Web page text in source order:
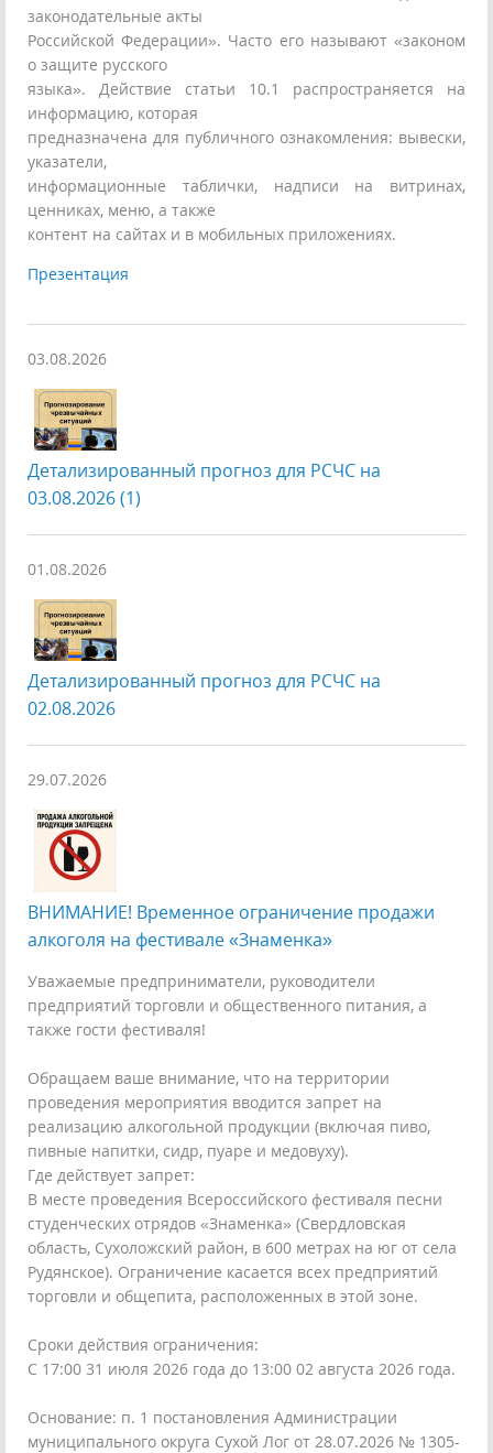
законодательные акты
Российской Федерации». Часто его называют «законом
о защите русского
языка». Действие статьи 10.1 распространяется на
информацию, которая
предназначена для публичного ознакомления: вывески,
указатели,
информационные таблички, надписи на витринах,
ценниках, меню, а также
контент на сайтах и в мобильных приложениях.
Презентация
03.08.2026
Детализированный прогноз для РСЧС на
03.08.2026 (1)
01.08.2026
Детализированный прогноз для РСЧС на
02.08.2026
29.07.2026
ВНИМАНИЕ! Временное ограничение продажи
алкоголя на фестивале «Знаменка»
Уважаемые предприниматели, руководители
предприятий торговли и общественного питания, а
также гости фестиваля!
Обращаем ваше внимание, что на территории
проведения мероприятия вводится запрет на
реализацию алкогольной продукции (включая пиво,
пивные напитки, сидр, пуаре и медовуху).
Где действует запрет:
В месте проведения Всероссийского фестиваля песни
студенческих отрядов «Знаменка» (Свердловская
область, Сухоложский район, в 600 метрах на юг от села
Рудянское). Ограничение касается всех предприятий
торговли и общепита, расположенных в этой зоне.
Сроки действия ограничения:
С 17:00 31 июля 2026 года до 13:00 02 августа 2026 года.
Основание: п. 1 постановления Администрации
муниципального округа Сухой Лог от 28.07.2026 № 1305-